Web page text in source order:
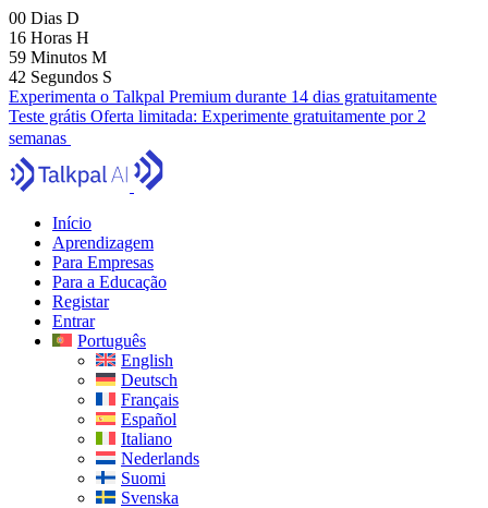
00 Dias D
16 Horas H
59 Minutos M
40 Segundos S
Experimenta o Talkpal Premium durante 14 dias gratuitamente
Teste grátis Oferta limitada: Experimente gratuitamente por 2
semanas
Início
Aprendizagem
Para Empresas
Para a Educação
Registar
Entrar
Português
English
Deutsch
Français
Español
Italiano
Nederlands
Suomi
Svenska